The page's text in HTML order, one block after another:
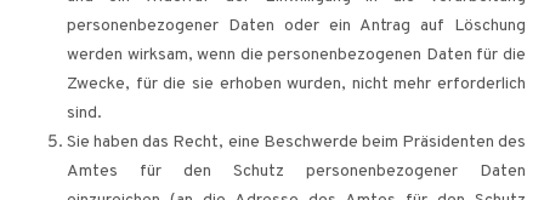
personenbezogener Daten oder ein Antrag auf Löschung
werden wirksam, wenn die personenbezogenen Daten für die
Zwecke, für die sie erhoben wurden, nicht mehr erforderlich
sind.
Sie haben das Recht, eine Beschwerde beim Präsidenten des
Amtes für den Schutz personenbezogener Daten